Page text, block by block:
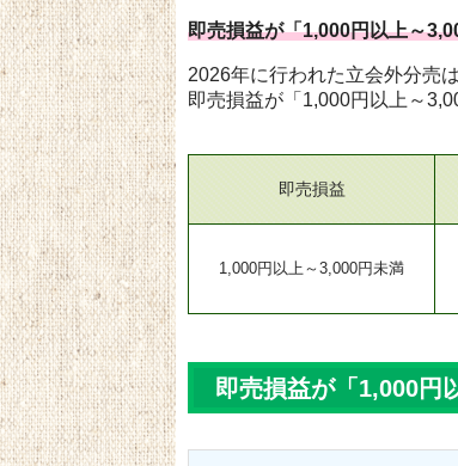
即売損益が「1,000円以上～
2026年に行われた立会外分売は
即売損益が「1,000円以上～
即売損益
1,000円以上～3,000円未満
即売損益が「1,000円